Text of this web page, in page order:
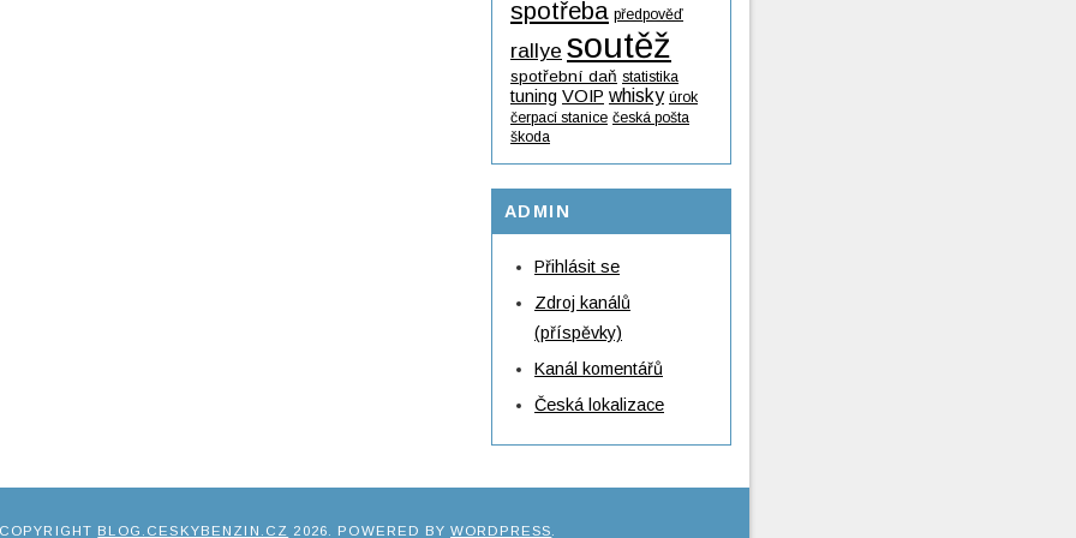
spotřeba předpověď
rallye soutěž
spotřební daň statistika
tuning VOIP whisky úrok
čerpací stanice česká pošta
škoda
ADMIN
Přihlásit se
Zdroj kanálů
(příspěvky)
Kanál komentářů
Česká lokalizace
BLOG.CESKYBENZIN.CZ 2026 . POWERED BY WORDPRESS